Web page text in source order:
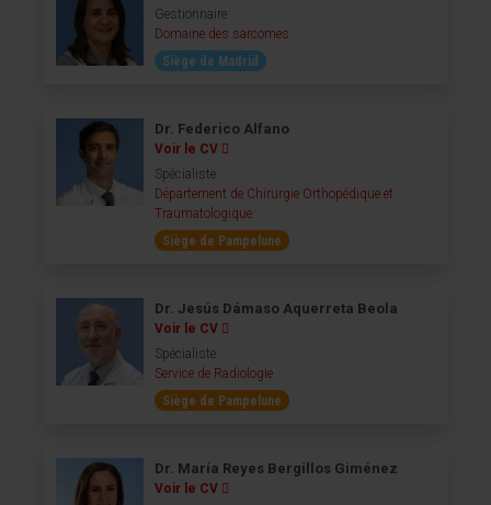
Gestionnaire
Domaine des sarcomes
Siège de Madrid
Dr. Federico Alfano
Voir le CV
Spécialiste
Département de Chirurgie Orthopédique et
Traumatologique
Siège de Pampelune
Dr. Jesús Dámaso Aquerreta Beola
Voir le CV
Spécialiste
Service de Radiologie
Siège de Pampelune
Dr. María Reyes Bergillos Giménez
Voir le CV